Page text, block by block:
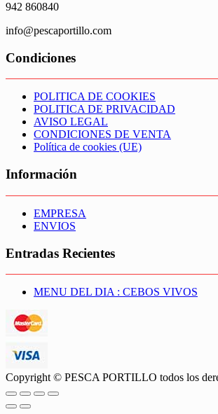
942 860840
info@pescaportillo.com
Condiciones
POLITICA DE COOKIES
POLITICA DE PRIVACIDAD
AVISO LEGAL
CONDICIONES DE VENTA
Política de cookies (UE)
Información
EMPRESA
ENVIOS
Entradas Recientes
MENU DEL DIA : CEBOS VIVOS
Copyright © PESCA PORTILLO todos los